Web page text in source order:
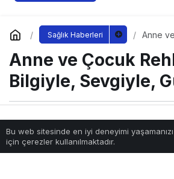
Sağlık Haberleri
Anne
Anne ve Çocuk
Bilgiyle, Sevgiyle,
Sağlıklı.Orgtarafından
22 Eylül 2025, 00:07yayınlandı
692
Bu web sitesinde en iyi deneyimi
için çerezler kullanılmaktadır.
Anasayfa Akış